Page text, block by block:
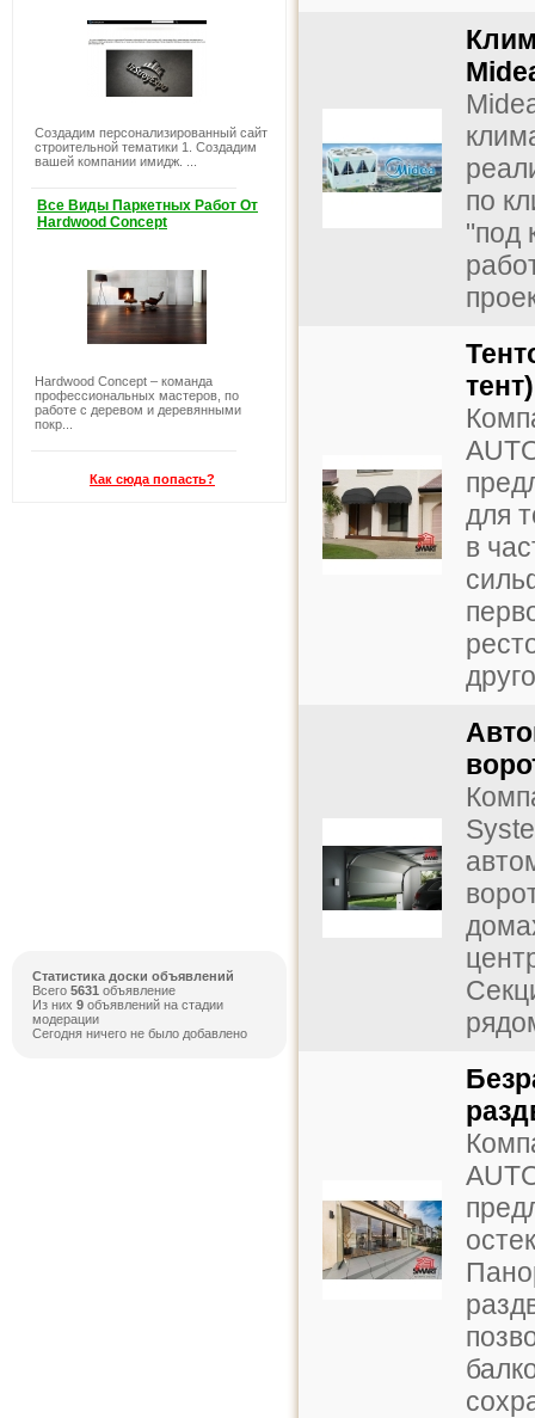
Создадим персонализированный сайт
строительной тематики 1. Создадим
вашей компании имидж. ...
Все Виды Паркетных Работ От
Hardwood Concept
Hardwood Concept – команда
профессиональных мастеров, по
работе с деревом и деревянными
покр...
Как сюда попасть?
Статистика доски объявлений
Всего 5631 объявление
Из них 9 объявлений на стадии
модерации
Сегодня ничего не было добавлено
по
"под
тент)
для
в